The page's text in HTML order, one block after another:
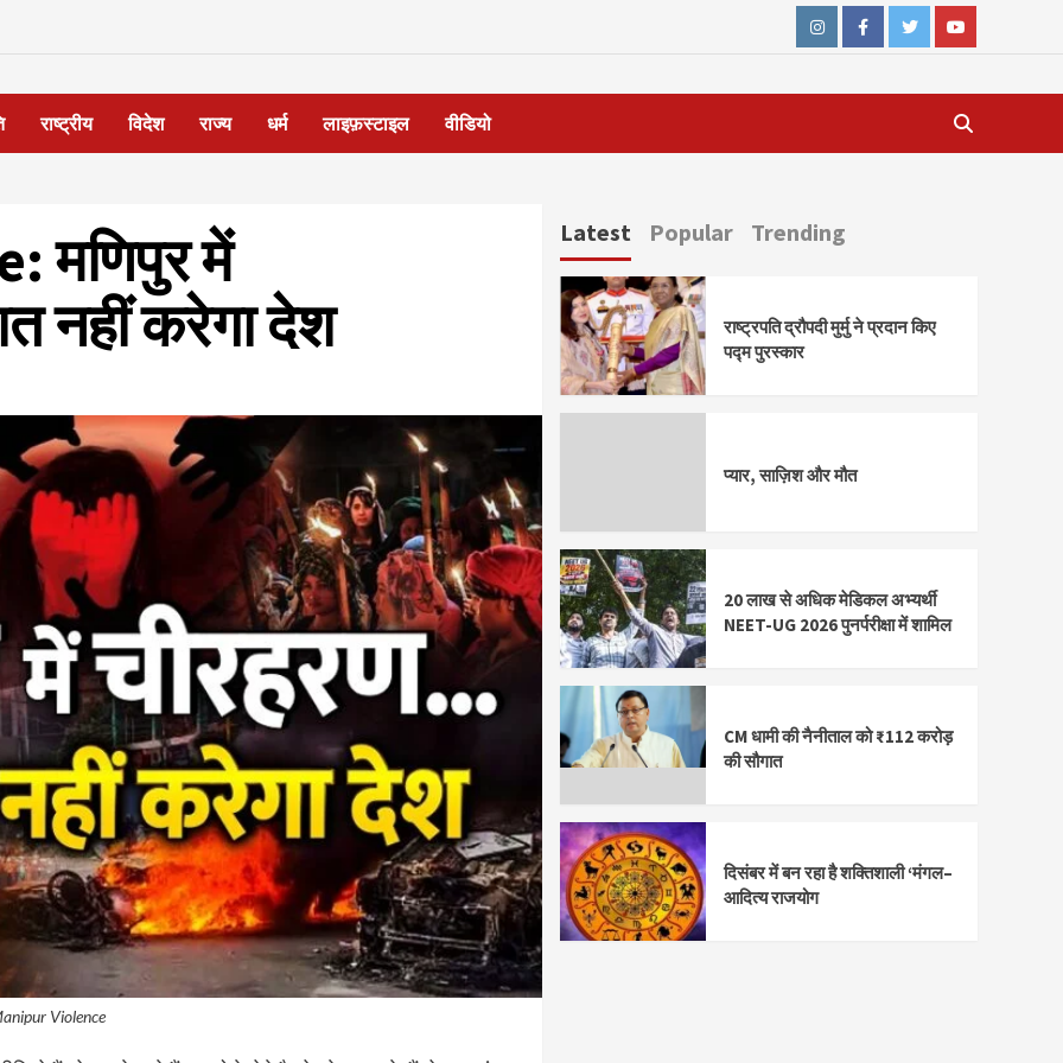
InstagramFacebookTwitterYoutube
राष्ट्रीय विदेश राज्य धर्म लाइफ़स्टाइल वीडियो
मणिपुर में
नहीं करेगा देश
Violence
Latest Popular Trending
राष्ट्रपति द्रौपदी मुर्मु ने प्रदान किए
पद्म पुरस्कार
प्यार, साज़िश और मौत
20 लाख से अधिक मेडिकल अभ्यर्थी
NEET-UG 2026 पुनर्परीक्षा में शामिल
CM धामी की नैनीताल को ₹112 करोड़
की सौगात
दिसंबर में बन रहा है शक्तिशाली ‘मंगल–
आदित्य राजयोग